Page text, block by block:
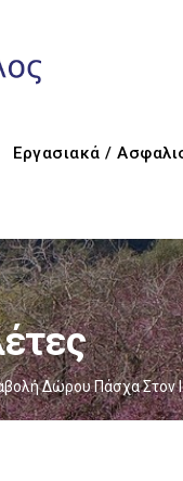
Εργασιακά /
Δώρου Πάσχα Στον